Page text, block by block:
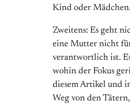
Kind oder Mädchen.
Zweitens: Es geht
eine Mutter nicht
verantwortlich ist.
wohin der Fokus
diesem Artikel und
Weg von den